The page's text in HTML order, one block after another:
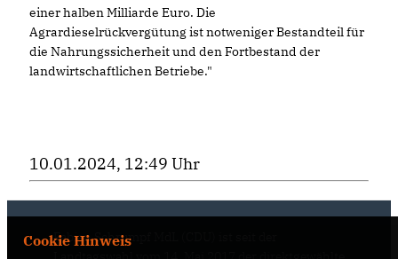
einer halben Milliarde Euro. Die
Agrardieselrückvergütung ist notweniger Bestandteil für
die Nahrungssicherheit und den Fortbestand der
landwirtschaftlichen Betriebe."
10.01.2024, 12:49 Uhr
Fabian Schrumpf MdL (CDU) ist seit der
Cookie Hinweis